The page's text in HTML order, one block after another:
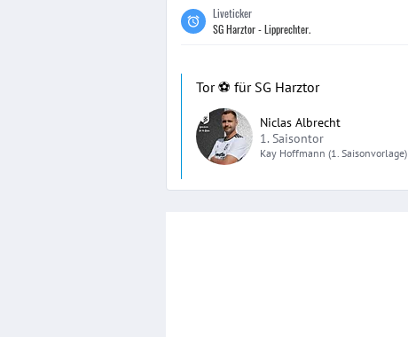
Liveticker
SG Harztor - Lipprechter.
Tor ⚽️ für SG Harztor
Niclas Albrecht
1. Saisontor
Kay Hoffmann (1. Saisonvorlage)